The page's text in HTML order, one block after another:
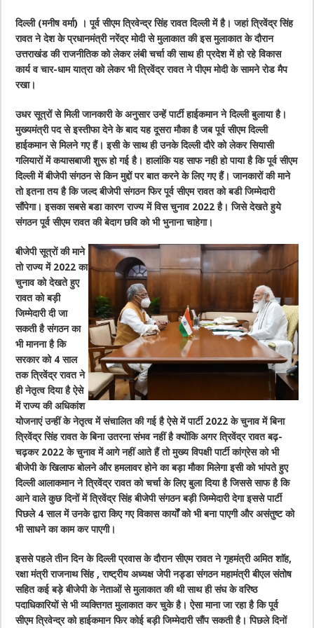
दिल्ली (मनीष वर्मा) । पूर्व सीएम त्रिवेन्द्र सिंह रावत दिल्ली में है। जहां त्रिवेंद्र सिंह
रावत ने देश के प्रधानमंत्री नरेंद्र मोदी से मुलाकात की इस मुलाकात के दौरान
उत्तराखंड की राजनीतिक को लेकर लंबी चर्चा की साथ ही प्रदेश में हो रहे विकास
कार्य व चार-धाम यात्रा को लेकर भी त्रिवेंद्र रावत ने पीएम मोदी के सामने रोड मैप
रखा।
उधर सूत्रों से मिली जानकारी के अनुसार उन्हें पार्टी हाईकमान ने दिल्ली बुलाया है।
मुख्यमंत्री पद से इस्तीफा देने के बाद यह दूसरा मौका है जब पूर्व सीएम दिल्ली
हाईकमान से मिलने गए हैं। इसी के साथ ही उनके दिल्ली दौरे को लेकर सियासी
गलियारों में कयासबाजी शुरू हो गई है। हालांकि यह साफ नही हो पाया है कि पूर्व सीएम
दिल्ली में बीजेपी संगठन से किन मुद्दों पर बात करने के लिए गए हैं। जानकारों की माने
तो इतना तय है कि जल्द बीजेपी संगठन फिर पूर्व सीएम रावत को बडी जिम्मेदारी
सौंपेगा। इसका सबसे बडा कारण राज्य में विस चुनाव 2022 है। जिसे देखते हुये
संगठन पूर्व सीएम रावत की बेदाग छवि को भी भुनाना चाहेगा।
बीजेपी सूत्रों की माने
तो राज्य में 2022 का
चुनाव को देखते हुए
रावत को बड़ी
जिम्मेदारी दी जा
सकती है संगठन का
भी मानना है कि
सरकार को 4 साल
तक त्रिवेंद्र रावत ने
ही नेतृत्व दिया है ऐसे
में राज्य की अधिकांश
योजनाएं उन्हीं के नेतृत्व में संचालित की गई है ऐसे में पार्टी 2022 के चुनाव में बिना
त्रिवेंद्र सिंह रावत के बिना उतरना संभव नहीं है क्योंकि अगर त्रिवेंद्र रावत बढ़-
चढ़कर 2022 के चुनाव में आगे नहीं आते हैं तो मुख्य विपक्षी पार्टी कांग्रेस को भी
बीजेपी के खिलाफ बोलने और हमलावर होने का बड़ा मौका मिलेगा इसी को भांपते हुए
दिल्ली आलाकमान ने त्रिवेंद्र रावत को चर्चा के लिए बुला दिया है जिससे साफ है कि
आने वाले कुछ दिनों में त्रिवेंद्र सिंह बीजेपी संगठन बड़ी जिम्मेदारी देगा इससे पार्टी
पिछले 4 साल में उनके द्वारा किए गए विकास कार्यों को भी बना पाएगी और असंतुष्ट को
भी साधने का काम कर पाएगी।
इससे पहले तीन दिन के दिल्ली प्रवास के दौरान सीएम रावत ने गृहमंत्री अमित शाॅह,
रक्षा मंत्री राजनाथ सिंह , राष्ट्रीय अध्यक्ष जेपी नड्डा संगठन महामंत्री बीएल संतोष
सहित कई बड़े बीजेपी के नेताओं से मुलाकात की थी साथ ही संघ के वरिष्ठ
पदाधिकारियों से भी व्यक्तिगत मुलाकात कर चुके है। ऐसा माना जा रहा है कि पूर्व
सीएम त्रिवेन्द्र को हाईकमान फिर कोई बड़ी जिम्मेदारी सौंप सकती है। पिछले दिनों